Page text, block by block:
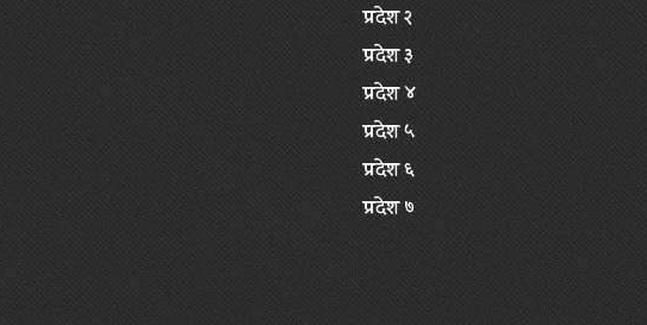
प्रदेश २
प्रदेश ३
प्रदेश ४
प्रदेश ५
प्रदेश ६
प्रदेश ७